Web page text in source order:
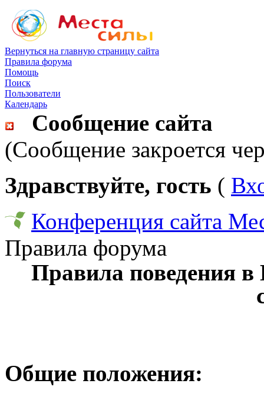
Вернуться на главную страницу сайта
Правила форума
Помощь
Поиск
Пользователи
Календарь
Сообщение сайта
(Сообщение закроется
Здравствуйте, гость (
Конференция сайта
Правила форума
Правила поведения
Общие положения: